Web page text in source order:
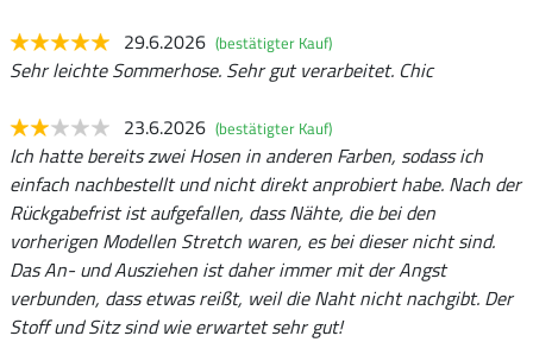
29.6.2026 (bestätigter Kauf)
Sehr leichte Sommerhose. Sehr gut verarbeitet. Chic
23.6.2026 (bestätigter Kauf)
Ich hatte bereits zwei Hosen in anderen Farben, sodass ich
einfach nachbestellt und nicht direkt anprobiert habe. Nach der
Rückgabefrist ist aufgefallen, dass Nähte, die bei den
vorherigen Modellen Stretch waren, es bei dieser nicht sind.
Das An- und Ausziehen ist daher immer mit der Angst
verbunden, dass etwas reißt, weil die Naht nicht nachgibt. Der
Stoff und Sitz sind wie erwartet sehr gut!